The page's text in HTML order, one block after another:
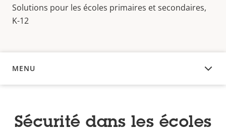
Solutions pour les écoles primaires et secondaires,
K-12
MENU
APERÇU
Sécurité dans les écoles